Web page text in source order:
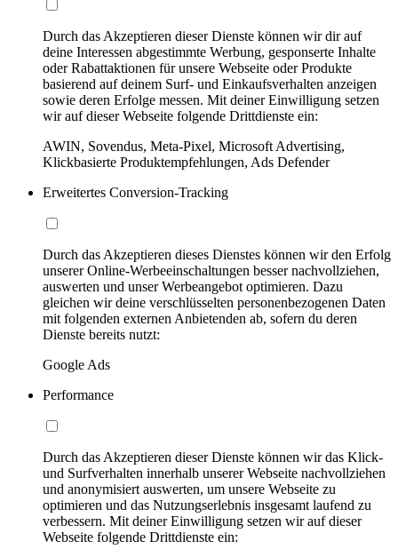
Durch das Akzeptieren dieser Dienste können wir dir auf
deine Interessen abgestimmte Werbung, gesponserte Inhalte
oder Rabattaktionen für unsere Webseite oder Produkte
basierend auf deinem Surf- und Einkaufsverhalten anzeigen
sowie deren Erfolge messen. Mit deiner Einwilligung setzen
wir auf dieser Webseite folgende Drittdienste ein:
AWIN, Sovendus, Meta-Pixel, Microsoft Advertising,
Klickbasierte Produktempfehlungen, Ads Defender
Erweitertes Conversion-Tracking
Durch das Akzeptieren dieses Dienstes können wir den Erfolg
unserer Online-Werbeeinschaltungen besser nachvollziehen,
auswerten und unser Werbeangebot optimieren. Dazu
gleichen wir deine verschlüsselten personenbezogenen Daten
mit folgenden externen Anbietenden ab, sofern du deren
Dienste bereits nutzt:
Google Ads
Performance
Durch das Akzeptieren dieser Dienste können wir das Klick-
und Surfverhalten innerhalb unserer Webseite nachvollziehen
und anonymisiert auswerten, um unsere Webseite zu
optimieren und das Nutzungserlebnis insgesamt laufend zu
verbessern. Mit deiner Einwilligung setzen wir auf dieser
Webseite folgende Drittdienste ein: